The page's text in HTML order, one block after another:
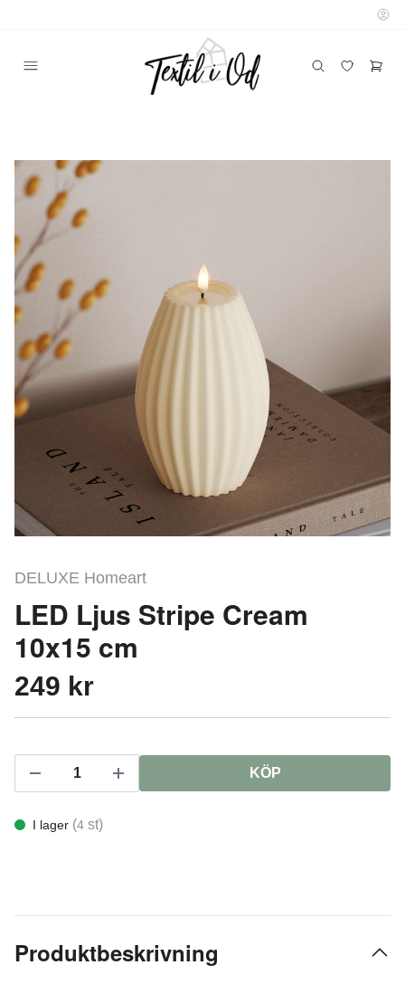
DELUXE Homeart
LED Ljus Stripe Cream
10x15 cm
249 kr
KÖP
I lager (4 st)
Produktbeskrivning